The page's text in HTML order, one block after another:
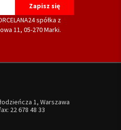
spółka z
11, 05-270 Marki.
1, Warszawa
22 678 48 33